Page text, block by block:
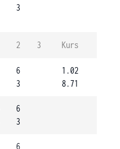
3
2 3 Kurs
6
3
1.02
8.71
6
3
6